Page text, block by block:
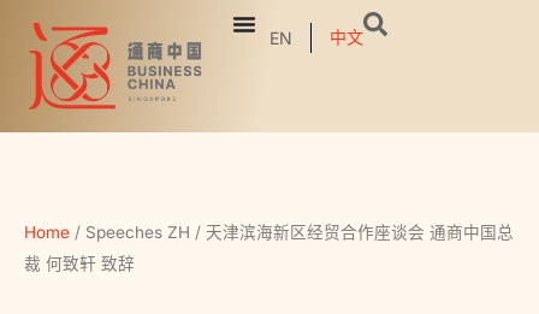
EN 中文
Home / Speeches ZH / 天津滨海新区经贸合作座谈会 通商中国总
裁 何致轩 致辞